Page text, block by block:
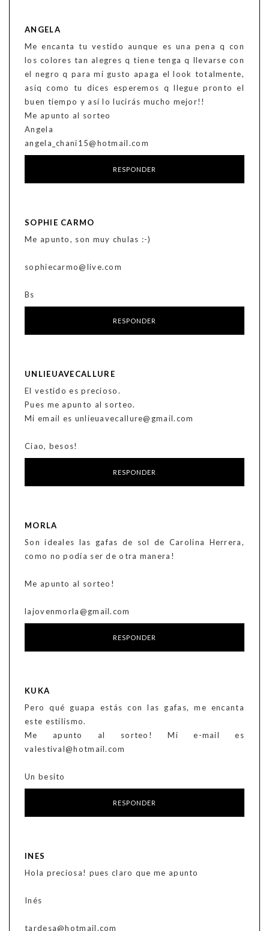
ANGELA
Me encanta tu vestido aunque es una pena q con
los colores tan alegres q tiene tenga q llevarse con
el negro q para mi gusto apaga el look totalmente,
asiq como tu dices esperemos q llegue pronto el
buen tiempo y así lo lucirás mucho mejor!!
Me apunto al sorteo
Angela
angela_chani15@hotmail.com
RESPONDER
SOPHIE CARMO
Me apunto, son muy chulas :-)
sophiecarmo@live.com
Bs
RESPONDER
UNLIEUAVECALLURE
El vestido es precioso.
Pues me apunto al sorteo.
Mi email es unlieuavecallure@gmail.com
Ciao, besos!
RESPONDER
MORLA
Son ideales las gafas de sol de Carolina Herrera,
como no podía ser de otra manera!
Me apunto al sorteo!
lajovenmorla@gmail.com
RESPONDER
KUKA
Pero qué guapa estás con las gafas, me encanta
este estilismo.
Me apunto al sorteo! Mi e-mail es
valestival@hotmail.com
Un besito
RESPONDER
INES
Hola preciosa! pues claro que me apunto
Inés
tardesa@hotmail.com